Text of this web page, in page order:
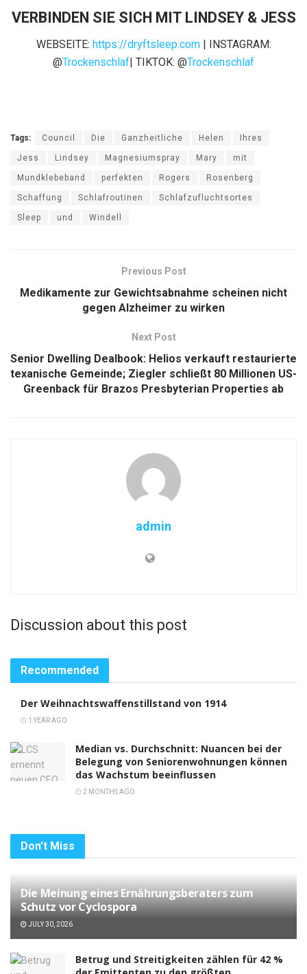
VERBINDEN SIE SICH MIT LINDSEY & JESS
WEBSEITE: https://dryftsleep.com| INSTAGRAM:
@Trockenschlaf| TIKTOK: @Trockenschlaf
Tags: Council Die Ganzheitliche Helen Ihres
Jess Lindsey Magnesiumspray Mary mit
Mundklebeband perfekten Rogers Rosenberg
Schaffung Schlafroutinen Schlafzufluchtsortes
Sleep und Windell
Previous Post
Medikamente zur Gewichtsabnahme scheinen nicht
gegen Alzheimer zu wirken
Next Post
Senior Dwelling Dealbook: Helios verkauft restaurierte
texanische Gemeinde; Ziegler schließt 80 Millionen US-
Greenback für Brazos Presbyterian Properties ab
admin
Discussion about this post
Recommended
Der Weihnachtswaffenstillstand von 1914
1 YEAR AGO
Median vs. Durchschnitt: Nuancen bei der
Belegung von Seniorenwohnungen können
das Wachstum beeinflussen
2 MONTHS AGO
Don't Miss
Die Meinung eines Ernährungsberaters zum
Schutz vor Cyclospora
JULY 30, 2026
Betrug und Streitigkeiten zählen für 42 %